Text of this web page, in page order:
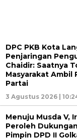
DPC PKB Kota
Penjaringan
Chaidir: Saatnya
Masyarakat Ambil
Partai
3 Agustus 2026 |
Menuju Musda V,
Peroleh
Pimpin DPD II